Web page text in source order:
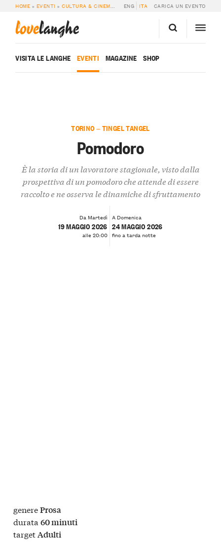
HOME » EVENTI »CULTURA & CINEMA » POMODORO
ENG ITA CARICA UN EVENTO
lovelanghe
VISITA LE LANGHE EVENTI MAGAZINE SHOP
TORINO — TINGEL TANGEL
Pomodoro
È la storia di un lavoratore stagionale, visto dalla
prospettiva di un pomodoro che attende di essere
raccolto e ne osserva le dinamiche di sfruttamento
Da Martedì
19 MAGGIO 2026
alle 20:00
A Domenica
24 MAGGIO 2026
fino a tarda notte
genereProsa
durata 60 minuti
targetAdulti